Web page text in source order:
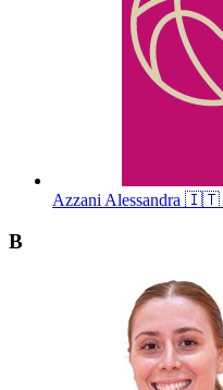
AzzaniAlessandra 🇮🇹
B